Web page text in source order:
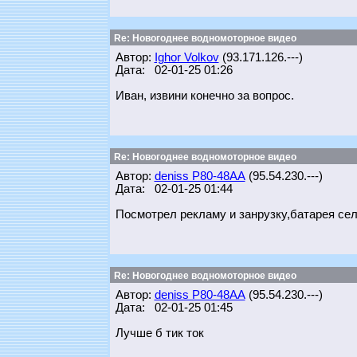
Re: Новогоднее водномоторное видео
Автор: Ighor Volkov(93.171.126.---)
Дата: 02-01-25 01:26
Иван, извини конечно за вопрос.
Re: Новогоднее водномоторное видео
Автор: deniss Р80-48АА(95.54.230.---)
Дата: 02-01-25 01:44
Посмотрел рекламу и занрузку,батарея
Re: Новогоднее водномоторное видео
Автор: deniss Р80-48АА(95.54.230.---)
Дата: 02-01-25 01:45
Лучше б тик ток